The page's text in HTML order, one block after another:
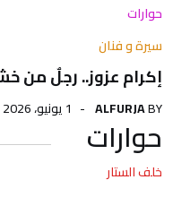
حوارات
سيرة و فنان
إكرام عزوز.. رجلٌ من
BY
ALFURJA 1 يونيو، 2026
حوارات
خلف الستار